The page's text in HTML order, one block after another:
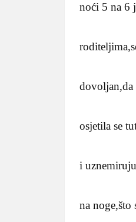
noći 5 na 6
dovoljan,da
osjetila se
i
na noge,što